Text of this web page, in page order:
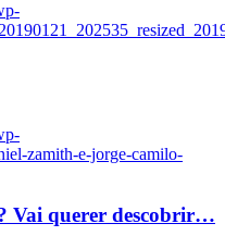
zamith-e-jorge-camilo-
Vai querer descobrir…